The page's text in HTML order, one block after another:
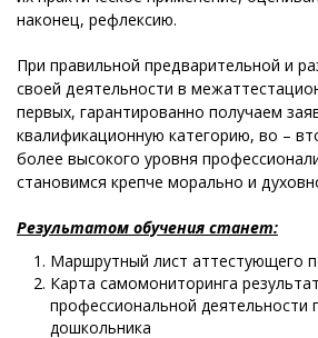
наконец, рефлексию.
При правильной предварительной и
своей деятельности в
первых, гарантированно получаем
квалификационную категорию, во –
более высокого уровня
становимся крепче морально и
Результатом обучения станет:
Маршрутный лист аттестующего
Карта самомониторинга
профессиональной деятельности
дошкольника